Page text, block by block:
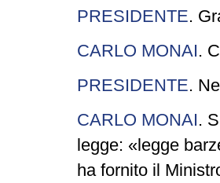
PRESIDENTE.
CARLO MONAI.
PRESIDENTE.
CARLO MONAI.
legge: «legge
ha fornito il